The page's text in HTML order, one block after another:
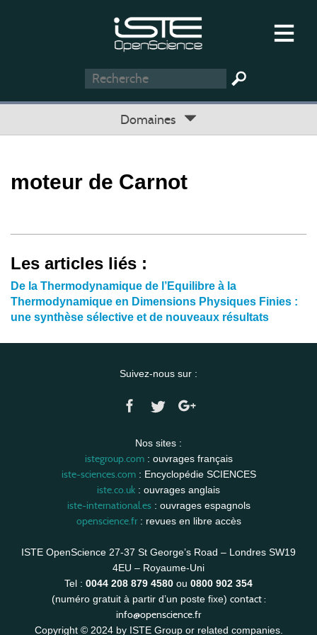
Domaines
moteur de Carnot
Les articles liés :
De la Thermodynamique de l’Equilibre à la
Thermodynamique en Dimensions Physiques Finies :
une synthèse sélective et de nouveaux résultats
Suivez-nous sur :
Nos sites :
istegroup.com: ouvrages français
iste-sciences.com: Encyclopédie SCIENCES
iste.co.uk : ouvrages anglais
iste-international.es: ouvrages espagnols
openscience.fr: revues en libre accès
ISTE OpenScience 27-37 St George’s Road – Londres SW19
4EU – Royaume-Uni
Tel : 0044 208 879 4580 ou 0800 902 354
(numéro gratuit à partir d’un poste fixe) contact :
info@openscience.fr
Copyright © 2024 by ISTE Group or related companies.